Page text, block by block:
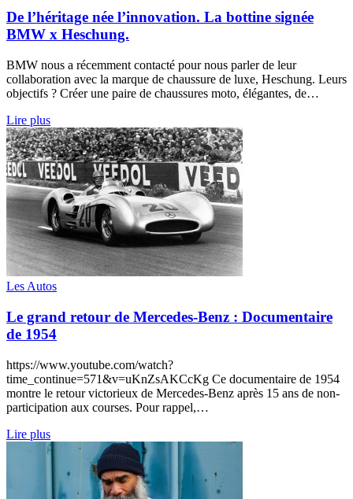
De l’héritage née l’innovation. La bottine signée
BMW x Heschung.
BMW nous a récemment contacté pour nous parler de leur
collaboration avec la marque de chaussure de luxe, Heschung. Leurs
objectifs ? Créer une paire de chaussures moto, élégantes, de…
Lire plus
Les Autos
Le grand retour de Mercedes-Benz : Documentaire
de 1954
https://www.youtube.com/watch?
time_continue=571&v=uKnZsAKCcKg Ce documentaire de 1954
montre le retour victorieux de Mercedes-Benz après 15 ans de non-
participation aux courses. Pour rappel,…
Lire plus